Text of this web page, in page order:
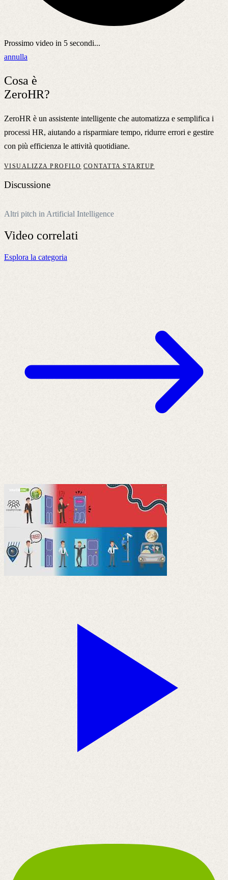
Prossimo video in 5 secondi...
annulla
Cosa è
ZeroHR?
ZeroHR è un assistente intelligente che automatizza e semplifica i
processi HR, aiutando a risparmiare tempo, ridurre errori e gestire
con più efficienza le attività quotidiane.
VISUALIZZA PROFILO CONTATTA STARTUP
Discussione
Altri pitch in Artificial Intelligence
Video correlati
Esplora la categoria